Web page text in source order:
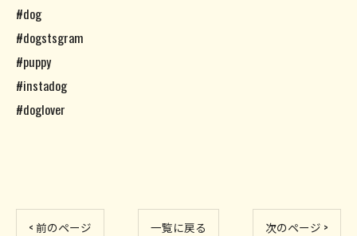
#dog
#dogstsgram
#puppy
#instadog
#doglover
< 前のページ 一覧に戻る 次のページ >